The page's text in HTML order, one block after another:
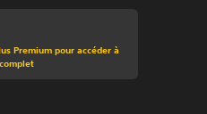
Premium pour accéder à